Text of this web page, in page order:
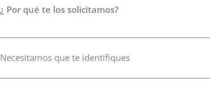
¿ Por qué te los solicitamos?
Necesitamos que te identifiques